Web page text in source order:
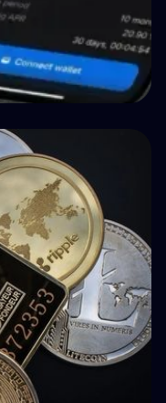
in P2P
Do)